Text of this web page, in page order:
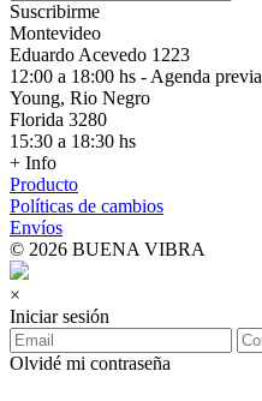
Suscribirme
Montevideo
Eduardo Acevedo 1223
12:00 a 18:00 hs - Agenda previa
Young, Rio Negro
Florida 3280
15:30 a 18:30 hs
+ Info
Producto
Políticas de cambios
Envíos
© 2026 BUENA VIBRA
×
Iniciar sesión
Olvidé mi contraseña